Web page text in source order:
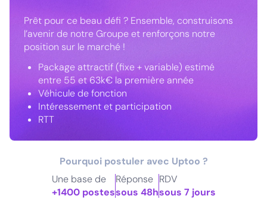
Prêt pour ce beau défi ? Ensemble, construisons
l’avenir de notre Groupe et renforçons notre
position sur le marché !
Package attractif (fixe + variable) estimé
entre 55 et 63k€ la première année
Véhicule de fonction
Intéressement et participation
RTT
Pourquoi postuler avec Uptoo ?
Une base de
+1400 postes
Réponse
sous 48h
RDV
sous 7 jours